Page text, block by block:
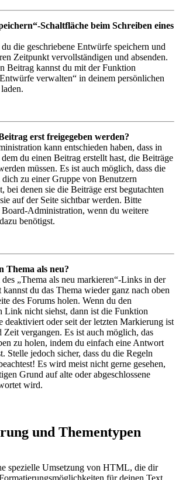
Schaltfläche beim Schreiben eines
die geschriebene Entwürfe speichern und
Zeitpunkt vervollständigen und absenden.
Beitrag kannst du mit der Funktion
verwalten“ in deinem persönlichen
erst freigegeben werden?
kann entschieden haben, dass in
du einen Beitrag erstellt hast, die Beiträge
müssen. Es ist auch möglich, dass die
zu einer Gruppe von Benutzern
bei denen sie die Beiträge erst begutachten
auf der Seite sichtbar werden. Bitte
Administration, wenn du weitere
benötigst.
Thema als neu?
„Thema als neu markieren“-Links in der
kannst du das Thema wieder ganz nach oben
des Forums holen. Wenn du den
Link nicht siehst, dann ist die Funktion
deaktiviert oder seit der letzten Markierung ist
Zeit vergangen. Es ist auch möglich, das
zu holen, indem du einfach eine Antwort
Stelle jedoch sicher, dass du die Regeln
Es wird meist nicht gerne gesehen,
Grund auf alte oder abgeschlossene
wird.
und Thementypen
spezielle Umsetzung von HTML, die dir
für deinen Text